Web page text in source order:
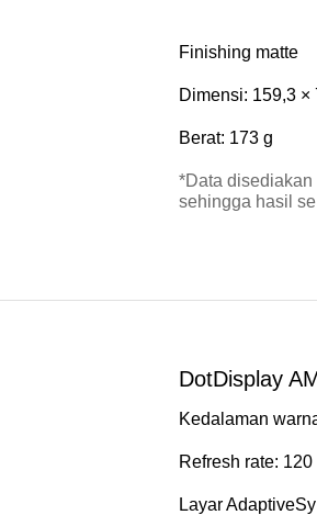
Finishing matte
Dimensi: 159,3 ×
Berat: 173 g
*Data
sehingga hasil
DotDisplay
Kedalaman
Refresh rate: 120
Layar